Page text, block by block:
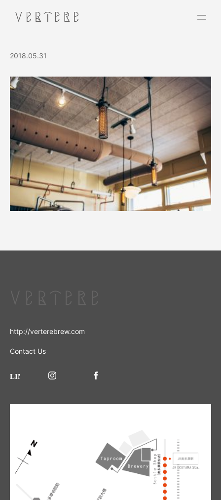
2018.05.31
http://verterebrew.com
Contact Us